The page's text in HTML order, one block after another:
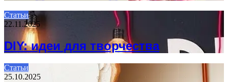
Статьи
22.11.2025
DIY: идеи для творчества
Статьи
25.10.2025